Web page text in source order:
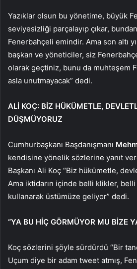
Yazıklar olsun bu yönetime, büyük
seviyesizliği parçalayıp çıkar,
Fenerbahçeli emindir. Ama son altı
başkan ve yöneticiler, siz
olarak geçtiniz, bunu da muhteşem
asla unutmayacak” dedi.
ALİ KOÇ: BİZ HÜKÜMETLE,
DÜŞMÜYORUZ
Cumhurbaşkanı Başdanışmanı
kendisine yönelik sözlerine yanıt
Başkanı Ali Koç “Biz hükümetle,
Ama iktidarın içinde belli klikler,
kullanarak üstümüze geliyor” dedi.
“YA BU HİÇ GÖRMÜYOR MU BİZE
Koç sözlerini şöyle sürdürdü “Bir
Uçum diye bir adam tweet atmış,